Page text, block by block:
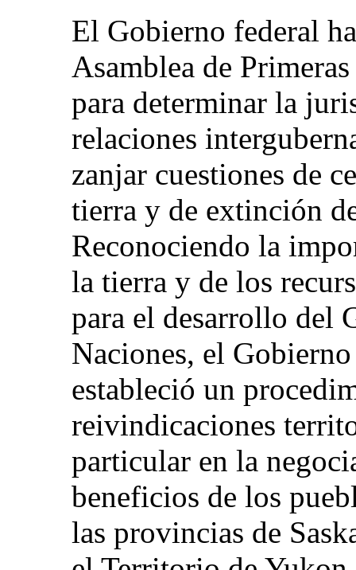
El Gobierno federal
Asamblea de
para determinar la
relaciones
zanjar cuestiones de
tierra y de extinción
Reconociendo la
la tierra y de los
para el desarrollo del
Naciones, el
estableció un
reivindicaciones
particular en la
beneficios de los
las provincias de